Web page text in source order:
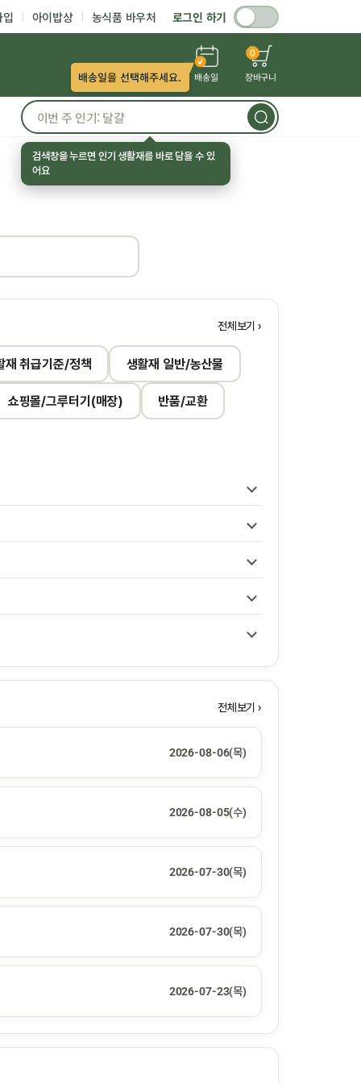
입 아이밥상 농식품 바우처 로그인 하기
배송일
배송일을 선택해주세요.
0
장바구니
전체보기
재 취급기준/정책 생활재 일반/농산물
쇼핑몰/그루터기(매장) 반품/교환
전체보기
2026-08-06(목)
2026-08-05(수)
2026-07-30(목)
2026-07-30(목)
2026-07-23(목)
검색창을 누르면 인기 생활재를 바로 담을 수 있
어요